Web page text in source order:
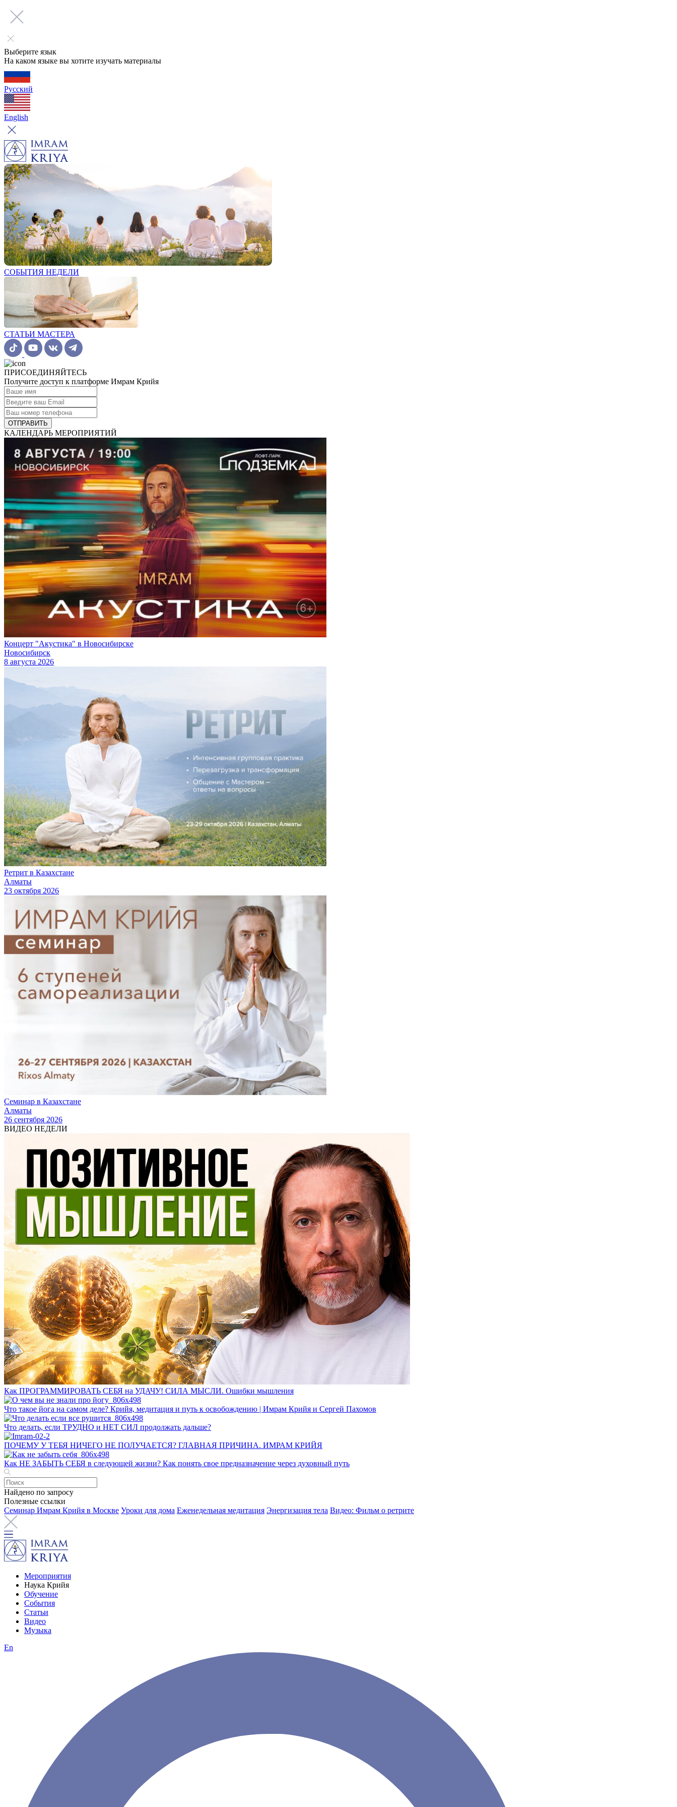
Выберите язык
На каком языке вы хотите изучать материалы
Русский
English
СОБЫТИЯ НЕДЕЛИ
СТАТЬИ МАСТЕРА
ПРИСОЕДИНЯЙТЕСЬ
Получите доступ к платформе Имрам Крийя
ОТПРАВИТЬ
КАЛЕНДАРЬ МЕРОПРИЯТИЙ
Концерт "Акустика" в Новосибирске
Новосибирск
8 августа 2026
Ретрит в Казахстане
Алматы
23 октября 2026
Семинар в Казахстане
Алматы
26 сентября 2026
ВИДЕО НЕДЕЛИ
Как ПРОГРАММИРОВАТЬ СЕБЯ на УДАЧУ! СИЛА МЫСЛИ. Ошибки мышления
Что такое йога на самом деле? Крийя, медитация и путь к освобождению | Имрам Крийя и Сергей Пахомов
Что делать, если ТРУДНО и НЕТ СИЛ продолжать дальше?
ПОЧЕМУ У ТЕБЯ НИЧЕГО НЕ ПОЛУЧАЕТСЯ? ГЛАВНАЯ ПРИЧИНА. ИМРАМ КРИЙЯ
Как НЕ ЗАБЫТЬ СЕБЯ в следующей жизни? Как понять свое предназначение через духовный путь
Найдено по запросу
Полезные ссылки
Семинар Имрам Крийя в Москве Уроки для дома Еженедельная медитация Энергизация тела Видео: Фильм о ретрите
Мероприятия
Наука Крийя
Обучение
События
Статьи
Видео
Музыка
En